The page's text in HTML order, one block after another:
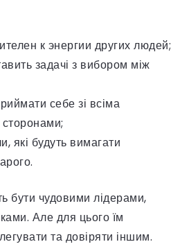
к энергии других людей;
задачі з вибором між
себе зі всіма
які будуть вимагати
бути чудовими лідерами,
Але для цього їм
та довіряти іншим.